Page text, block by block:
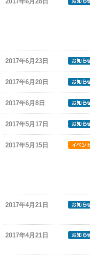
2017年6月23日
2017年6月20日
2017年6月8日
2017年5月17日
2017年5月15日
2017年4月21日
2017年4月21日